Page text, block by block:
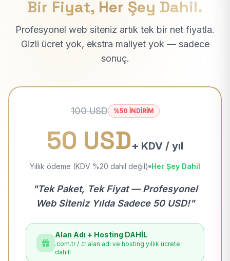
Bir Fiyat, Her Şey Dahil.
Profesyonel web siteniz artık tek bir net fiyatla.
Gizli ücret yok, ekstra maliyet yok — sadece
sonuç.
100 USD %50 İNDİRİM
50 USD+ KDV / yıl
Yıllık ödeme (KDV %20 dahil değil) Her Şey Dahil
"Tek Paket, Tek Fiyat — Profesyonel
Web Siteniz Yılda Sadece 50 USD!"
Alan Adı + Hosting DAHİL
.com.tr / .tr alan adı ve hosting yıllık ücrete
dahil!